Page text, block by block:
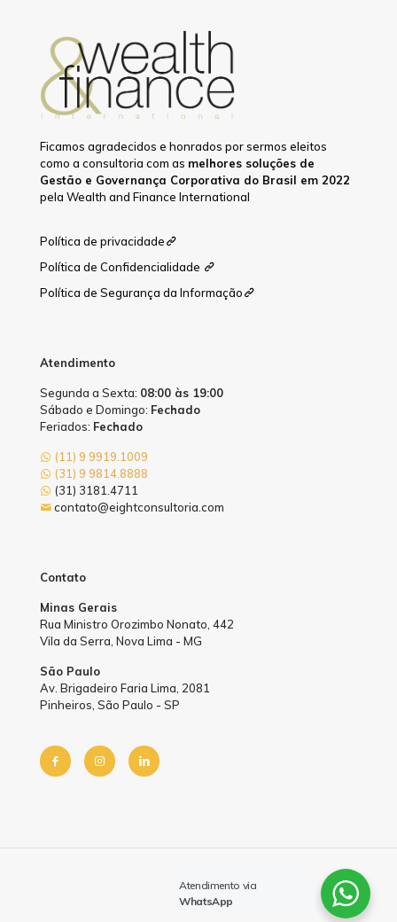
Ficamos agradecidos e honrados por sermos eleitos
como a consultoria com as melhores soluções de
Gestão e Governança Corporativa do Brasil em 2022
pela Wealth and Finance International
Política de privacidade
Política de Confidencialidade
Política de Segurança da Informação
Atendimento
Segunda a Sexta: 08:00 às 19:00
Sábado e Domingo: Fechado
Feriados: Fechado
(11) 9 9919.1009
(31) 9 9814.8888
(31) 3181.4711
contato@eightconsultoria.com
Contato
Minas Gerais
Rua Ministro Orozimbo Nonato, 442
Vila da Serra, Nova Lima - MG
São Paulo
Av. Brigadeiro Faria Lima, 2081
Pinheiros, São Paulo - SP
by Sprinty
Atendimento via
WhatsApp